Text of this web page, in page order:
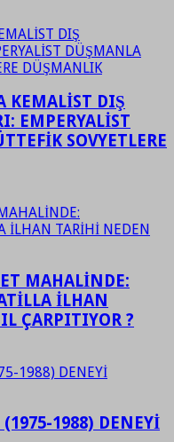
KEMALİST DIŞ
EMPERYALİST
SOVYETLERE
MAHALİNDE:
İLHAN
ÇARPITIYOR ?
1988) DENEYİ